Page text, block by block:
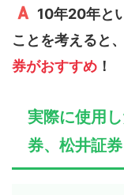
10年20年と
ことを考えると
券がおすすめ ！
実際に使用
券、松井証券